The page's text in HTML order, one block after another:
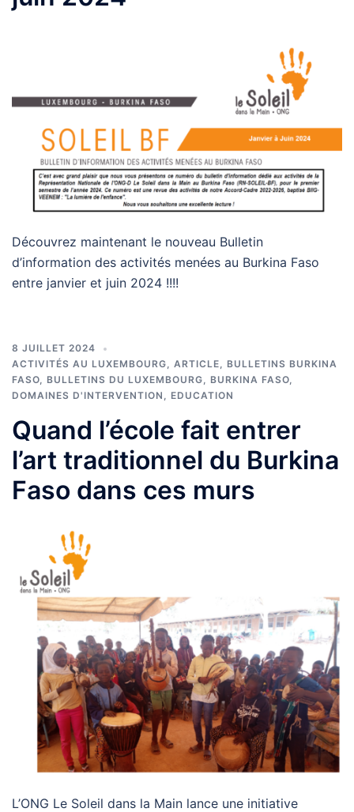
Découvrez maintenant le nouveau Bulletin
d’information des activités menées au Burkina Faso
entre janvier et juin 2024 !!!!
8 JUILLET 2024
ACTIVITÉS AU LUXEMBOURG, ARTICLE, BULLETINS BURKINA
FASO, BULLETINS DU LUXEMBOURG, BURKINA FASO,
DOMAINES D'INTERVENTION , EDUCATION
Quand l’école fait entrer
l’art traditionnel du Burkina
Faso dans ces murs
L’ONG Le Soleil dans la Main lance une initiative